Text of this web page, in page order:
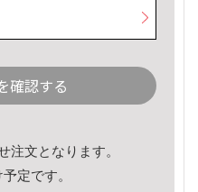
確認する
注文となります。
定です。